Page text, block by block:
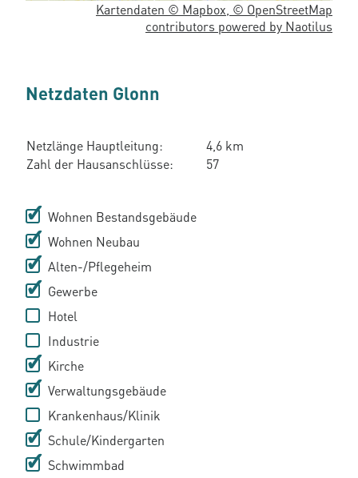
Kartendaten © Mapbox, © OpenStreetMap
contributors powered by Naotilus
Netzdaten Glonn
Netzlänge Hauptleitung:
4,6 km
Zahl der Hausanschlüsse:
57
Wohnen Bestandsgebäude
Wohnen Neubau
Alten-/Pflegeheim
Gewerbe
Hotel
Industrie
Kirche
Verwaltungsgebäude
Krankenhaus/Klinik
Schule/Kindergarten
Schwimmbad